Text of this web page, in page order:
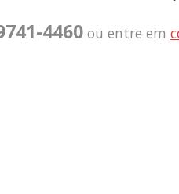
4460 ou entre em